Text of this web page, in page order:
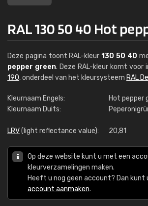
RAL 130 50 40 Hot
Deze pagina toont RAL-kleur130 50 40
pepper green. Deze RAL-kleur komt voor
190, onderdeel van het kleursysteem RAL
Kleurnaam Engels:
Hot pepper
Kleurnaam Duits:
LRV(light reflectance value): 20,81
Op deze website kunt u met een
kleurverzamelingen maken.
Heeft u nog geen account? Dan kunt
account aanmaken.